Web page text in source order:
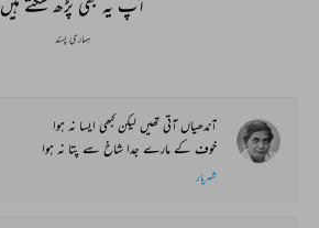
ہماری پسند
آندھیاں آتی تھیں لیکن کبھی ایسا نہ ہوا
خوف کے مارے جدا شاخ سے پتا نہ ہوا
شہریار